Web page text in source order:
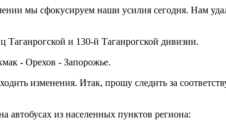
мы сфокусируем наши усилия сегодня. Нам
Таганрогской и 130-й Таганрогской дивизии.
- Орехов - Запорожье.
изменения. Итак, прошу следить за
автобусах из населенных пунктов региона: